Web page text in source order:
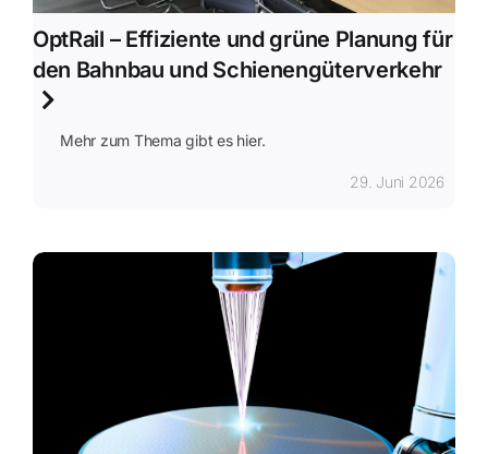
OptRail – Effiziente und grüne Planung für
den Bahnbau und Schienengüterverkehr
Mehr zum Thema gibt es hier.
29. Juni 2026